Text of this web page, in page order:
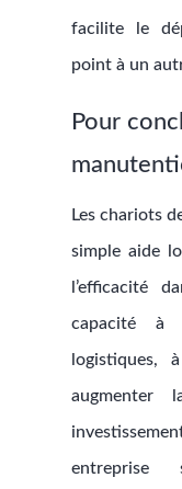
facilite le
point à un
Pour
Les chariots
simple aide
l’efficacité
capacité à
logistiques,
entreprise